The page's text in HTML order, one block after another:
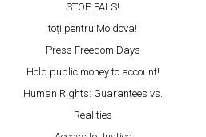
STOP FALS!
toți pentru Moldova!
Press Freedom Days
Hold public money to account!
Human Rights: Guarantees vs.
Realities